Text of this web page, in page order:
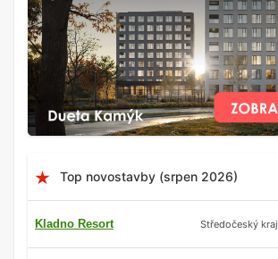
Top novostavby (srpen 2026)
Kladno Resort Středočeský kraj